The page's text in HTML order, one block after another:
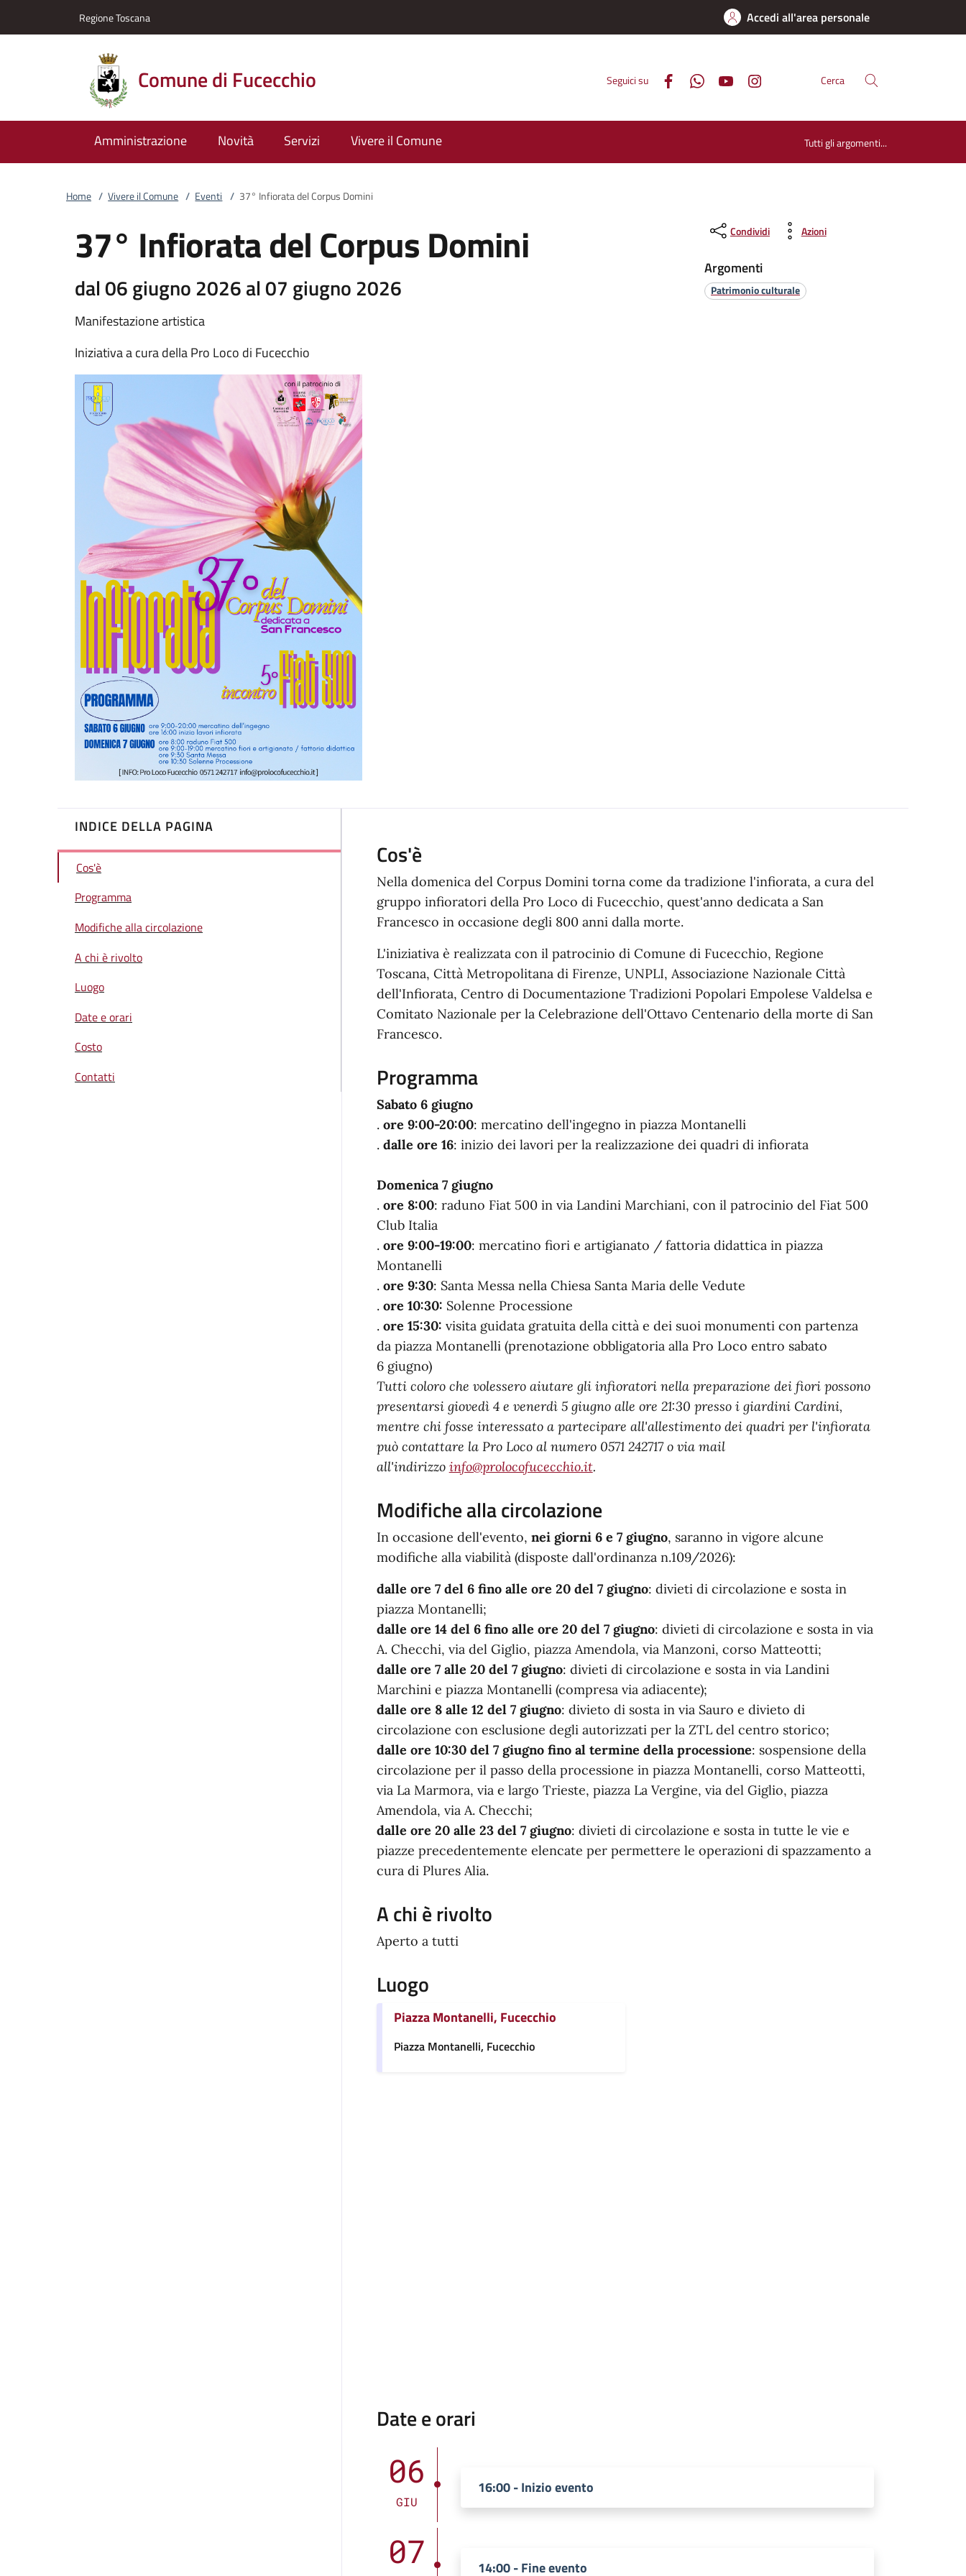
Regione Toscana Accedi all'area personale
Comune di Fucecchio Seguici su Cerca
Amministrazione Novità Servizi Vivere il Comune Tutti gli argomenti...
Home / Vivere il Comune / Eventi / 37° Infiorata del Corpus Domini
37° Infiorata del Corpus Domini
dal 06 giugno 2026 al 07 giugno 2026
Manifestazione artistica
Iniziativa a cura della Pro Loco di Fucecchio
Condividi Azioni
Argomenti
Patrimonio culturale
INDICE DELLA PAGINA
Cos'è
Programma
Modifiche alla circolazione
A chi è rivolto
Luogo
Date e orari
Costo
Contatti
Cos'è
Nella domenica del Corpus Domini torna come da tradizione l'infiorata, a cura del
gruppo infioratori della Pro Loco di Fucecchio, quest'anno dedicata a San
Francesco in occasione degli 800 anni dalla morte.
L'iniziativa è realizzata con il patrocinio di Comune di Fucecchio, Regione
Toscana, Città Metropolitana di Firenze, UNPLI, Associazione Nazionale Città
dell'Infiorata, Centro di Documentazione Tradizioni Popolari Empolese Valdelsa e
Comitato Nazionale per la Celebrazione dell'Ottavo Centenario della morte di San
Francesco.
Programma
Sabato 6 giugno
. ore 9:00-20:00: mercatino dell'ingegno in piazza Montanelli
. dalle ore 16: inizio dei lavori per la realizzazione dei quadri di infiorata
Domenica 7 giugno
. ore 8:00: raduno Fiat 500 in via Landini Marchiani, con il patrocinio del Fiat 500
Club Italia
. ore 9:00-19:00: mercatino fiori e artigianato / fattoria didattica in piazza
Montanelli
. ore 9:30: Santa Messa nella Chiesa Santa Maria delle Vedute
. ore 10:30: Solenne Processione
. ore 15:30: visita guidata gratuita della città e dei suoi monumenti con partenza
da piazza Montanelli (prenotazione obbligatoria alla Pro Loco entro sabato
6 giugno)
Tutti coloro che volessero aiutare gli infioratori nella preparazione dei fiori possono
presentarsi giovedì 4 e venerdì 5 giugno alle ore 21:30 presso i giardini Cardini,
mentre chi fosse interessato a partecipare all'allestimento dei quadri per l'infiorata
può contattare la Pro Loco al numero 0571 242717 o via mail
all'indirizzo info@prolocofucecchio.it.
Modifiche alla circolazione
In occasione dell'evento, nei giorni 6 e 7 giugno, saranno in vigore alcune
modifiche alla viabilità (disposte dall'ordinanza n.109/2026):
dalle ore 7 del 6 fino alle ore 20 del 7 giugno: divieti di circolazione e sosta in
piazza Montanelli;
dalle ore 14 del 6 fino alle ore 20 del 7 giugno: divieti di circolazione e sosta in via
A. Checchi, via del Giglio, piazza Amendola, via Manzoni, corso Matteotti;
dalle ore 7 alle 20 del 7 giugno: divieti di circolazione e sosta in via Landini
Marchini e piazza Montanelli (compresa via adiacente);
dalle ore 8 alle 12 del 7 giugno: divieto di sosta in via Sauro e divieto di
circolazione con esclusione degli autorizzati per la ZTL del centro storico;
dalle ore 10:30 del 7 giugno fino al termine della processione: sospensione della
circolazione per il passo della processione in piazza Montanelli, corso Matteotti,
via La Marmora, via e largo Trieste, piazza La Vergine, via del Giglio, piazza
Amendola, via A. Checchi;
dalle ore 20 alle 23 del 7 giugno: divieti di circolazione e sosta in tutte le vie e
piazze precedentemente elencate per permettere le operazioni di spazzamento a
cura di Plures Alia.
A chi è rivolto
Aperto a tutti
Luogo
Piazza Montanelli, Fucecchio
Piazza Montanelli, Fucecchio
Date e orari
06
GIU
16:00 - Inizio evento
07 14:00 - Fine evento